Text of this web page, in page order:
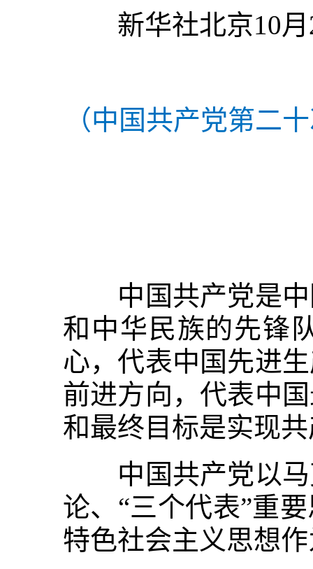
新华社北京10月
（中国共产党第二
中国共产党是中
和中华民族的先锋
心，代表中国先进
前进方向，代表中
和最终目标是实现
中国共产党以马
论、“三个代表”重
特色社会主义思想